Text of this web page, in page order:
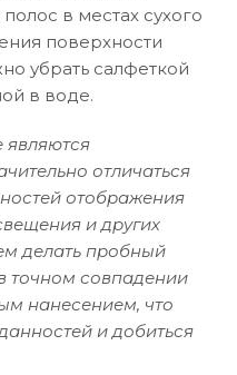
в местах сухого
поверхности
убрать салфеткой
в воде.
являются
отличаться
отображения
и других
делать пробный
точном совпадении
нанесением, что
и добиться